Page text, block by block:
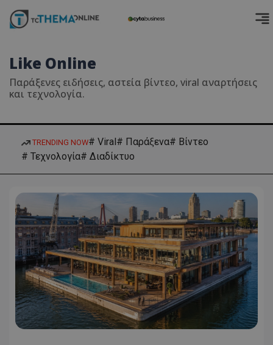
Like Online
Παράξενες ειδήσεις, αστεία βίντεο, viral αναρτήσεις
και τεχνολογία.
TRENDING NOW# Viral# Παράξενα# Βίντεο
# Τεχνολογία# Διαδίκτυο